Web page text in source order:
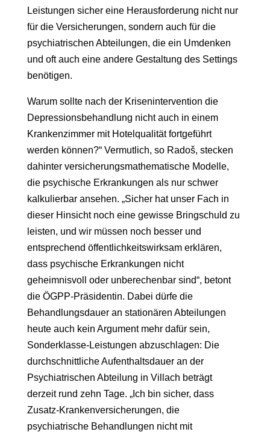
Leistungen sicher eine Herausforderung nicht nur
für die Versicherungen, sondern auch für die
psychiatrischen Abteilungen, die ein Umdenken
und oft auch eine andere Gestaltung des Settings
benötigen.
Warum sollte nach der Krisenintervention die
Depressionsbehandlung nicht auch in einem
Krankenzimmer mit Hotelqualität fortgeführt
werden können?“ Vermutlich, so Radoš, stecken
dahinter versicherungsmathematische Modelle,
die psychische Erkrankungen als nur schwer
kalkulierbar ansehen. „Sicher hat unser Fach in
dieser Hinsicht noch eine gewisse Bringschuld zu
leisten, und wir müssen noch besser und
entsprechend öffentlichkeitswirksam erklären,
dass psychische Erkrankungen nicht
geheimnisvoll oder unberechenbar sind“, betont
die ÖGPP-Präsidentin. Dabei dürfe die
Behandlungsdauer an stationären Abteilungen
heute auch kein Argument mehr dafür sein,
Sonderklasse-Leistungen abzuschlagen: Die
durchschnittliche Aufenthaltsdauer an der
Psychiatrischen Abteilung in Villach beträgt
derzeit rund zehn Tage. „Ich bin sicher, dass
Zusatz-Krankenversicherungen, die
psychiatrische Behandlungen nicht mit